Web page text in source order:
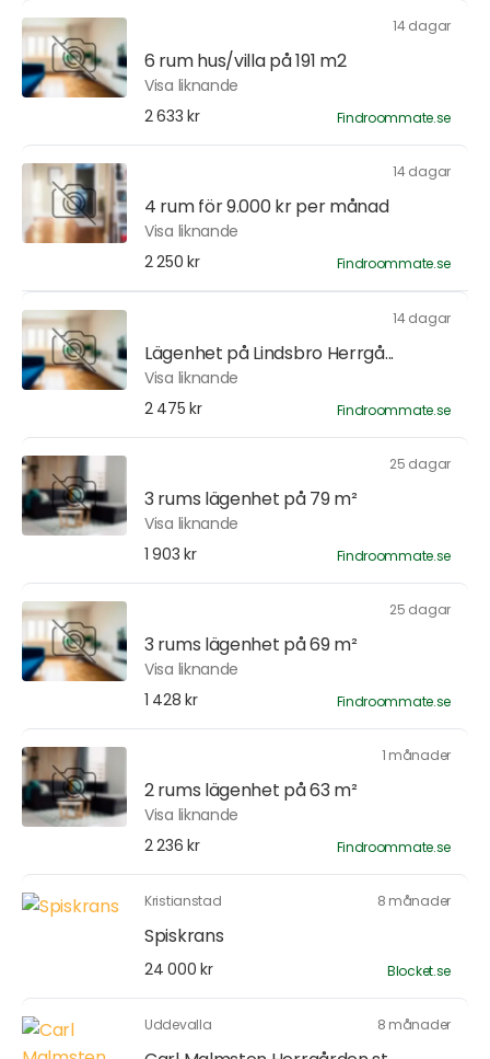
14 dagar
6 rum hus/villa på 191 m2
Visa liknande
2 633 kr
Findroommate.se
14 dagar
4 rum för 9.000 kr per månad
Visa liknande
2 250 kr
Findroommate.se
14 dagar
Lägenhet på Lindsbro Herrgå...
Visa liknande
2 475 kr
Findroommate.se
25 dagar
3 rums lägenhet på 79 m²
Visa liknande
1 903 kr
Findroommate.se
25 dagar
3 rums lägenhet på 69 m²
Visa liknande
1 428 kr
Findroommate.se
1 månader
2 rums lägenhet på 63 m²
Visa liknande
2 236 kr
Findroommate.se
Kristianstad 8 månader
Spiskrans
24 000 kr Blocket.se
Uddevalla 8 månader